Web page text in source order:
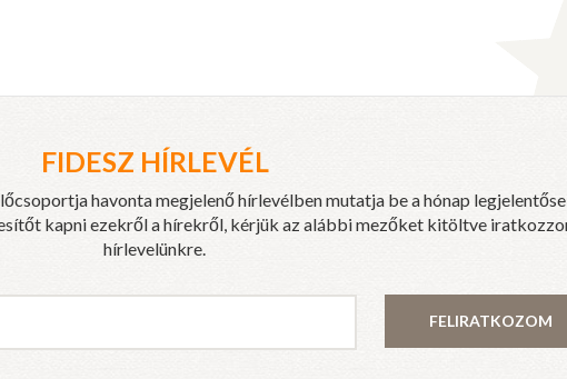
FIDESZ HÍRLEVÉL
havonta megjelenő hírlevélben mutatja be a hónap
kapni ezekről a hírekről, kérjük az alábbi mezőket kitöltve
hírlevelünkre.
FELIRATKOZOM